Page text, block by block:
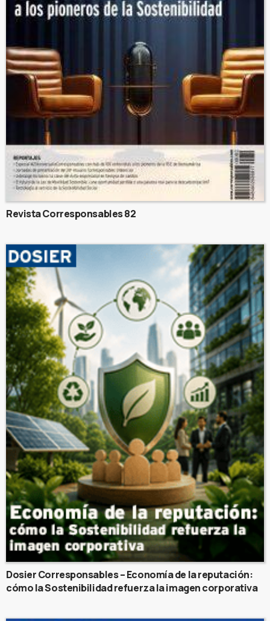
Revista Corresponsables 82
Dosier Corresponsables – Economía de la reputación:
cómo la Sostenibilidad refuerza la imagen corporativa